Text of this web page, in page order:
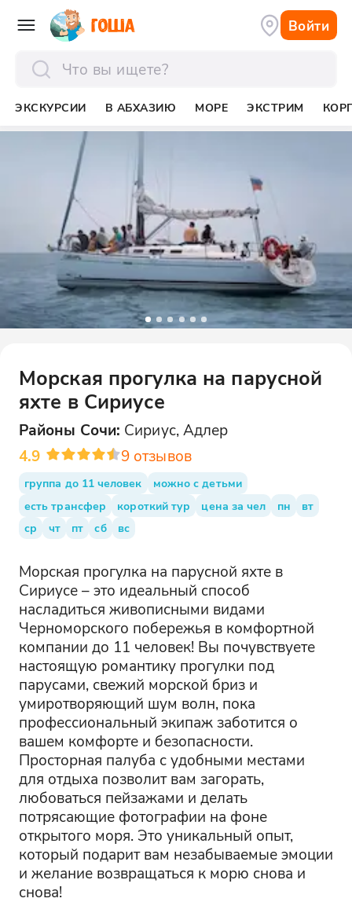
Войти
ЭКСКУРСИИ В АБХАЗИЮ МОРЕ ЭКСТРИМ
Морская прогулка на парусной
яхте в Сириусе
Районы Сочи: Сириус, Адлер
4.9
9 отзывов
группа до 11 человек
можно с детьми
есть трансфер
короткий тур цена за чел пн
вт
ср
чт пт сб вс
Морская прогулка на парусной яхте в
Сириусе – это идеальный способ
насладиться живописными видами
Черноморского побережья в комфортной
компании до 11 человек! Вы почувствуете
настоящую романтику прогулки под
парусами, свежий морской бриз и
умиротворяющий шум волн, пока
профессиональный экипаж заботится о
вашем комфорте и безопасности.
Просторная палуба с удобными местами
для отдыха позволит вам загорать,
любоваться пейзажами и делать
потрясающие фотографии на фоне
открытого моря. Это уникальный опыт,
который подарит вам незабываемые эмоции
и желание возвращаться к морю снова и
снова!